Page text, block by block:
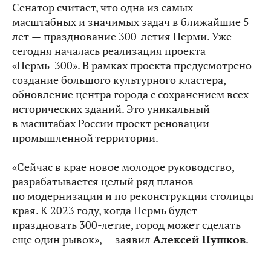
Сенатор считает, что одна из самых
масштабных и значимых задач в ближайшие 5
лет — празднование 300-летия Перми. Уже
сегодня началась реализация проекта
«Пермь-300». В рамках проекта предусмотрено
создание большого культурного кластера,
обновление центра города с сохранением всех
исторических зданий. Это уникальный
в масштабах России проект реновации
промышленной территории.
«Сейчас в крае новое молодое руководство,
разрабатывается целый ряд планов
по модернизации и по реконструкции столицы
края. К 2023 году, когда Пермь будет
праздновать 300-летие, город может сделать
еще один рывок», — заявил Алексей Пушков.